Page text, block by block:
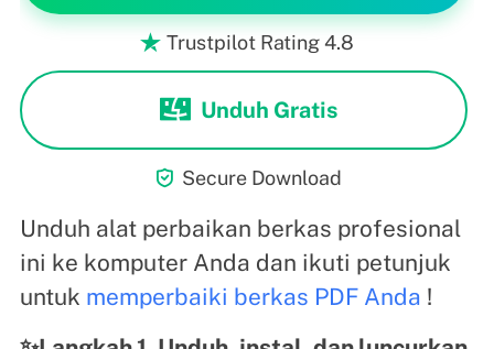
 Trustpilot Rating 4.8
Unduh Gratis
 Secure Download
Unduh alat perbaikan berkas profesional
ini ke komputer Anda dan ikuti petunjuk
untuk memperbaiki berkas PDF Anda !